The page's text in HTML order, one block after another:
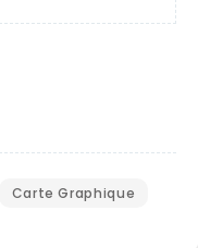
Carte Graphique